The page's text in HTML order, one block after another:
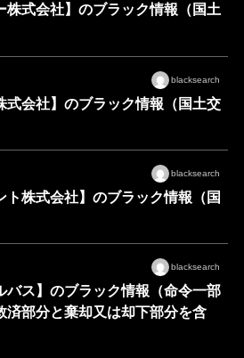
株式会社】のブラック情報（国土
blacksearch
式会社】のブラック情報（国土交
blacksearch
ト株式会社】のブラック情報（国
blacksearch
バス】のブラック情報（命令一部
済部分と棄却又は却下部分を含